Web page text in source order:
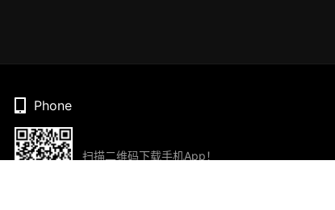
Phone
扫描二维码下载手机App！